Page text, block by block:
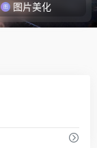
图片美化